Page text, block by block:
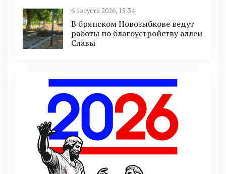
6 августа 2026, 15:34
В брянском Новозыбкове ведут
работы по благоустройству аллеи
Славы